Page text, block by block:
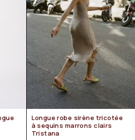
Longue robe sirène tricotée
à sequins marrons clairs
Tristana